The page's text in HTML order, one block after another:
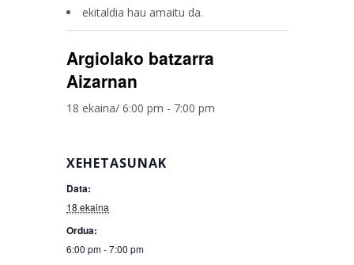
ekitaldia hau amaitu da.
Argiolako batzarra
Aizarnan
18 ekaina/ 6:00 pm - 7:00 pm
XEHETASUNAK
Data:
18 ekaina
Ordua:
6:00 pm - 7:00 pm